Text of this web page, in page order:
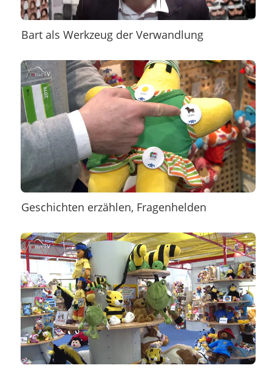
Bart als Werkzeug der Verwandlung
Geschichten erzählen, Fragenhelden